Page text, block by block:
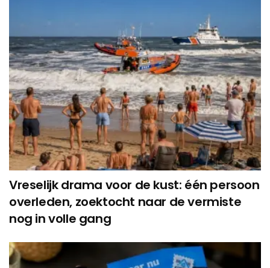
Vreselijk drama voor de kust: één persoon
overleden, zoektocht naar de vermiste
nog in volle gang